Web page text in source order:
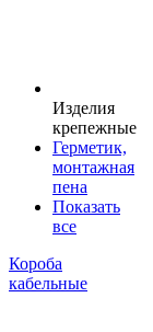
Изделия
крепежные
Герметик,
монтажная
пена
Показать
все
Короба
кабельные